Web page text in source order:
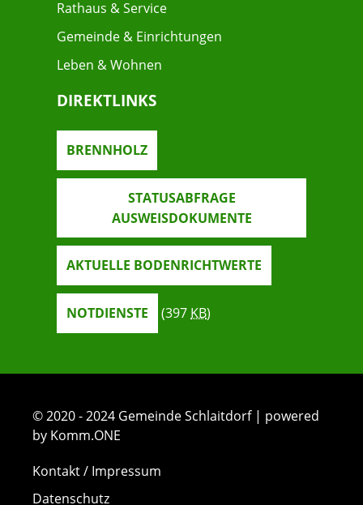
Rathaus & Service
Gemeinde & Einrichtungen
Leben & Wohnen
DIREKTLINKS
BRENNHOLZ
STATUSABFRAGE
AUSWEISDOKUMENTE
AKTUELLE BODENRICHTWERTE
NOTDIENSTE (397 KB)
© 2020 - 2024 Gemeinde Schlaitdorf | powered
by Komm.ONE
Kontakt / Impressum
Datenschutz